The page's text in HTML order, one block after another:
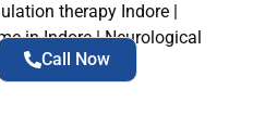
therapy Indore |
in Indore | Neurological
Call Now